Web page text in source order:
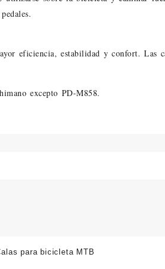
eficiencia, estabilidad y confort.Las
excepto PD-M858.